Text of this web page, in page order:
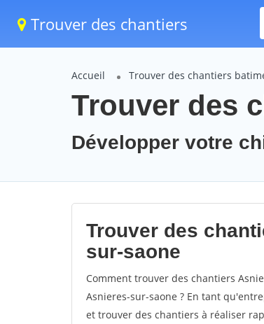
Trouver des chantiers
Accueil Trouver des chantiers
Trouver des
Développer votre
Trouver des
sur-saone
Comment trouver des chantiers
Asnieres-sur-saone ? En tant
et trouver des chantiers à réaliser